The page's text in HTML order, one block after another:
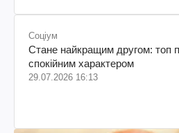
Соціум
Стане найкращим другом: топ
спокійним характером
29.07.2026 16:13